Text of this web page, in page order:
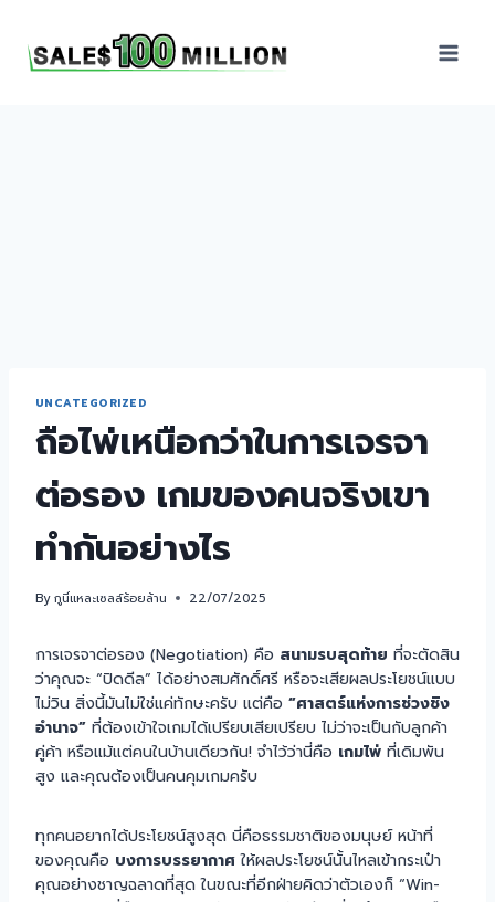
UNCATEGORIZED
ถือไพ่เหนือกว่าในการเจรจา
ต่อรอง เกมของคนจริงเขา
ทำกันอย่างไร
Byกูนี่แหละเซลล์ร้อยล้าน 22/07/2025
การเจรจาต่อรอง (Negotiation) คือ สนามรบสุดท้าย ที่จะตัดสิน
ว่าคุณจะ “ปิดดีล” ได้อย่างสมศักดิ์ศรี หรือจะเสียผลประโยชน์แบบ
ไม่วิน สิ่งนี้มันไม่ใช่แค่ทักษะครับ แต่คือ “ศาสตร์แห่งการช่วงชิง
อำนาจ” ที่ต้องเข้าใจเกมได้เปรียบเสียเปรียบ ไม่ว่าจะเป็นกับลูกค้า
คู่ค้า หรือแม้แต่คนในบ้านเดียวกัน! จำไว้ว่านี่คือ เกมไพ่ ที่เดิมพัน
สูง และคุณต้องเป็นคนคุมเกมครับ
ทุกคนอยากได้ประโยชน์สูงสุด นี่คือธรรมชาติของมนุษย์ หน้าที่
ของคุณคือ บงการบรรยากาศให้ผลประโยชน์นั้นไหลเข้ากระเป๋า
คุณอย่างชาญฉลาดที่สุด ในขณะที่อีกฝ่ายคิดว่าตัวเองก็ “Win-